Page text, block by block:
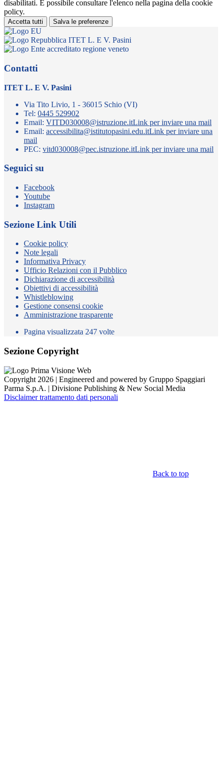
disabilitati. È possibile consultare l'elenco nella pagina della cookie
policy.
Accetta tutti Salva le preferenze
ITET L. E V. Pasini
Contatti
ITET L. E V. Pasini
Via Tito Livio, 1 - 36015 Schio (VI)
Tel: 0445 529902
Email: VITD030008@istruzione.itLink per inviare una mail
Email: accessibilita@istitutopasini.edu.itLink per inviare una
mail
PEC: vitd030008@pec.istruzione.itLink per inviare una mail
Seguici su
Facebook
Youtube
Instagram
Sezione Link Utili
Cookie policy
Note legali
Informativa Privacy
Ufficio Relazioni con il Pubblico
Dichiarazione di accessibilità
Obiettivi di accessibilità
Whistleblowing
Gestione consensi cookie
Amministrazione trasparente
Pagina visualizzata 247 volte
Sezione Copyright
Copyright 2026 | Engineered and powered by Gruppo Spaggiari
Parma S.p.A. | Divisione Publishing & New Social Media
Disclaimer trattamento dati personali
Back to top